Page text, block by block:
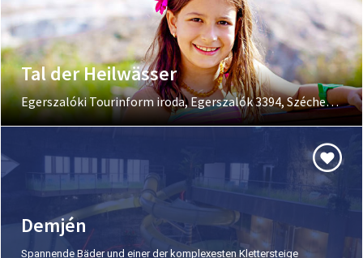
Tal der Heilwässer
Egerszalóki Tourinform iroda, Egerszalók 3394, Széchenyi u. 9.
Demjén
Spannende Bäder und einer der komplexesten Klettersteige